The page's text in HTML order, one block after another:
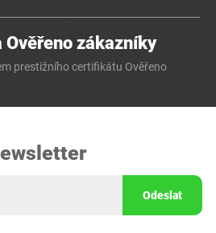
Ověřeno zákazníky
prestižního certifikátu Ověřeno
Odeslat